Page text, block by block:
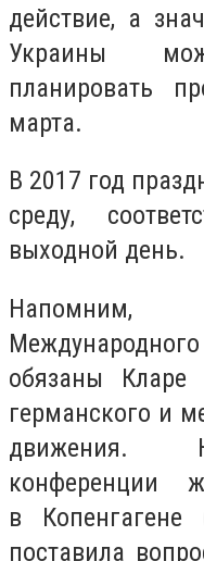
действие, а
Украины
планировать
марта.
В 2017 год
среду,
выходной день.
Напомним,
обязаны Кларе
германского и
движения.
конференции
в
поставила